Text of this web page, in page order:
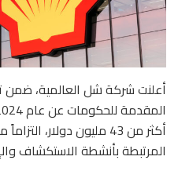
أعلنت شركة شل العالمية، ضمن
أكثر من 43 مليون دولار،
المرتبطة بأنشطة الاستكشاف